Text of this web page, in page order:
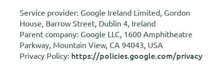
Service provider: Google Ireland Limited, Gordon
House, Barrow Street, Dublin 4, Ireland
Parent company: Google LLC, 1600 Amphitheatre
Parkway, Mountain View, CA 94043, USA
Privacy Policy: https://policies.google.com/privacy